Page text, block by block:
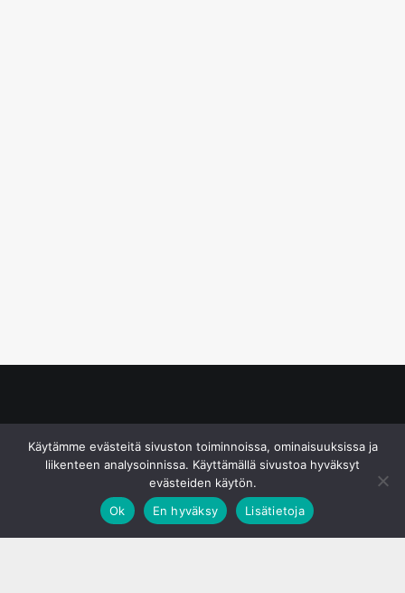
Käytämme evästeitä sivuston toiminnoissa, ominaisuuksissa ja
liikenteen analysoinnissa. Käyttämällä sivustoa hyväksyt
evästeiden käytön.
Ok
En hyväksy Lisätietoja